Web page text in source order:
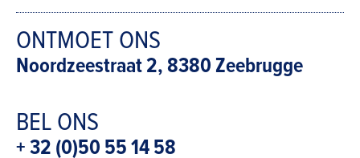
ONTMOET ONS
Noordzeestraat 2, 8380 Zeebrugge
BEL ONS
+ 32 (0)50 55 14 58